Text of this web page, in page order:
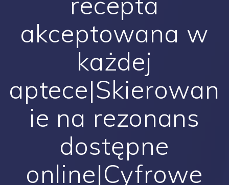
akceptowana w
każdej
aptece|Skierowan
ie na rezonans
dostępne
online|Cyfrowe